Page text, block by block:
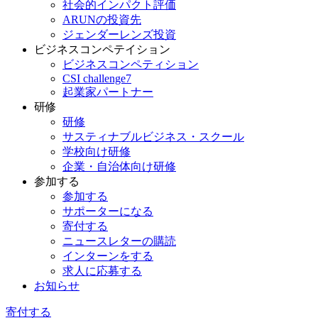
社会的インパクト評価
ARUNの投資先
ジェンダーレンズ投資
ビジネスコンペテイション
ビジネスコンペティション
CSI challenge7
起業家パートナー
研修
研修
サスティナブルビジネス・スクール
学校向け研修
企業・自治体向け研修
参加する
参加する
サポーターになる
寄付する
ニュースレターの購読
インターンをする
求人に応募する
お知らせ
寄付する